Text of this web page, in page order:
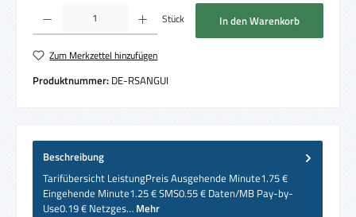
Produkt Anzahl: Gib den gewünschten Wert ein oder benutze die Schaltflächen um
Stück In den Warenkorb
Zum Merkzettel hinzufügen
Produktnummer: DE-RSANGUI
Beschreibung
Tarifübersicht LeistungPreis Ausgehende Minute1.75 €
Eingehende Minute1.25 € SMS0.55 € Daten/MB Pay-by-
Use0.19 € Netzges… Mehr